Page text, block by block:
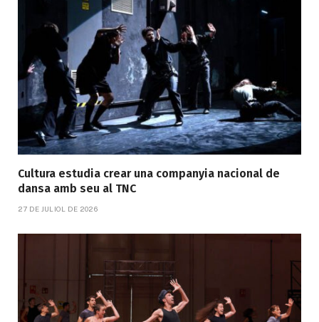
Cultura estudia crear una companyia nacional de
dansa amb seu al TNC
27 DE JULIOL DE 2026